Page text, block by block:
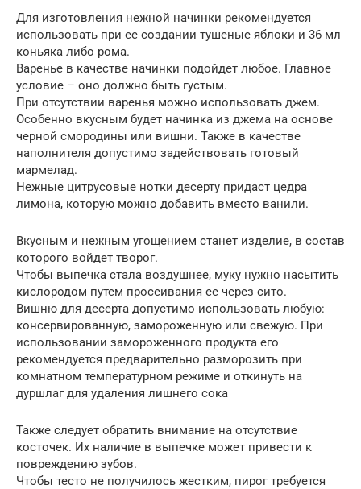
Для изготовления нежной начинки рекомендуется
использовать при ее создании тушеные яблоки и 36 мл
коньяка либо рома.
Варенье в качестве начинки подойдет любое. Главное
условие – оно должно быть густым.
При отсутствии варенья можно использовать джем.
Особенно вкусным будет начинка из джема на основе
черной смородины или вишни. Также в качестве
наполнителя допустимо задействовать готовый
мармелад.
Нежные цитрусовые нотки десерту придаст цедра
лимона, которую можно добавить вместо ванили.
Вкусным и нежным угощением станет изделие, в состав
которого войдет творог.
Чтобы выпечка стала воздушнее, муку нужно насытить
кислородом путем просеивания ее через сито.
Вишню для десерта допустимо использовать любую:
консервированную, замороженную или свежую. При
использовании замороженного продукта его
рекомендуется предварительно разморозить при
комнатном температурном режиме и откинуть на
дуршлаг для удаления лишнего сока
Также следует обратить внимание на отсутствие
косточек. Их наличие в выпечке может привести к
повреждению зубов.
Чтобы тесто не получилось жестким, пирог требуется